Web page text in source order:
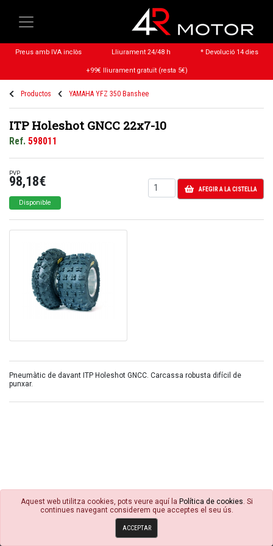
Preus amb IVA inclòs Lliurament 24/48 h * Devolució 14 dies
+99€ lliurament gratuït (resta 5€)
Productos YAMAHA YFZ 350 Banshee
ITP Holeshot GNCC 22x7-10
Ref. 598011
PVP
98,18€
Disponible
AFEGIR A LA CISTELLA
Pneumàtic de davant ITP Holeshot GNCC. Carcassa robusta difícil de
punxar.
Avisos Legals
Aquest web utilitza cookies, pots veure aquí la Política de cookies . Si
continues navegant considerem que acceptes el seu ús.
ACCEPTAR